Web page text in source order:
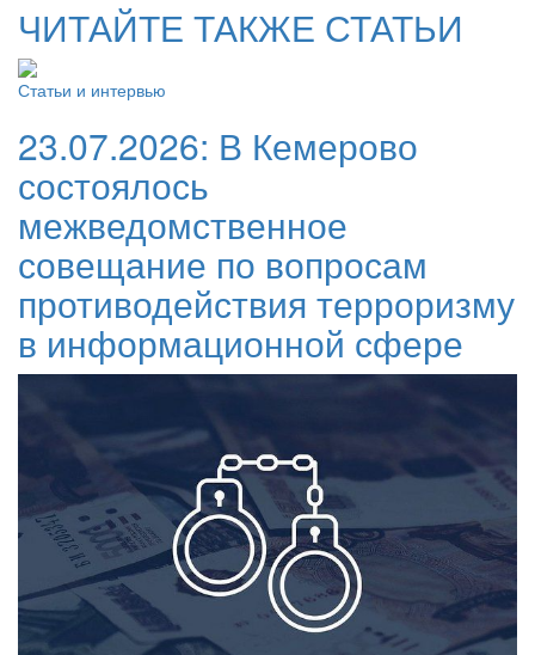
ЧИТАЙТЕ ТАКЖЕ СТАТЬИ
Статьи и интервью
23.07.2026: В Кемерово
состоялось
межведомственное
совещание по вопросам
противодействия терроризму
в информационной сфере